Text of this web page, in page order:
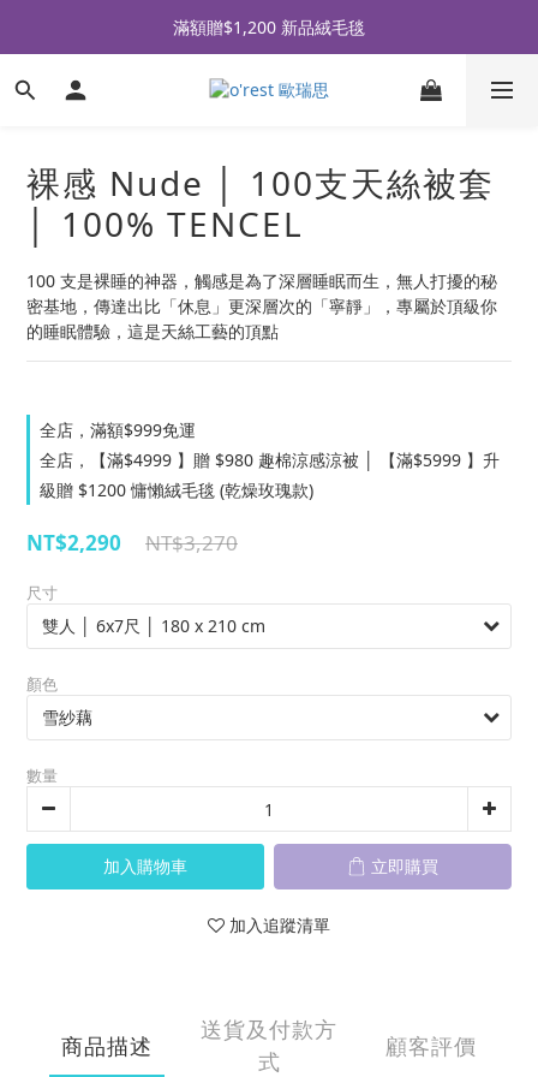
全品牌滿 $990免運｜會員買即贈〈 購物金 〉
滿額贈$1,200 新品絨毛毯
全品牌滿 $990免運｜會員買即贈〈 購物金 〉
裸感 Nude │ 100支天絲被套
│ 100% TENCEL
100 支是裸睡的神器，觸感是為了深層睡眠而生，無人打擾的秘
密基地，傳達出比「休息」更深層次的「寧靜」，專屬於頂級你
的睡眠體驗，這是天絲工藝的頂點
全店，滿額$999免運
全店，【滿$4999 】贈 $980 趣棉涼感涼被 │ 【滿$5999 】升
級贈 $1200 慵懶絨毛毯 (乾燥玫瑰款)
NT$3,270
NT$2,290
尺寸
顏色
數量
加入購物車 立即購買
加入追蹤清單
商品描述
送貨及付款方
式
顧客評價